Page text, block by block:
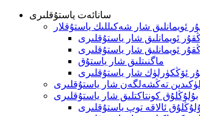
سانائەت ياستۇقلىرى
ئويمانلىق شار شەكىللىك ياستۇقلار
ئويمانلىق شار ياستۇقلىرى
ئويمانلىق شار ياستۇقلىرى
ماگنىتلىق شار ياستۇق
ئۆڭكۈرلۈك شار ياستۇقلىرى
تەڭشەلگەن شار ياستۇقلىرى
بۇلۇڭلۇق كونتاكتلىق شار ياستۇقلىرى
ئالاقە توپ ياستۇقلىرى